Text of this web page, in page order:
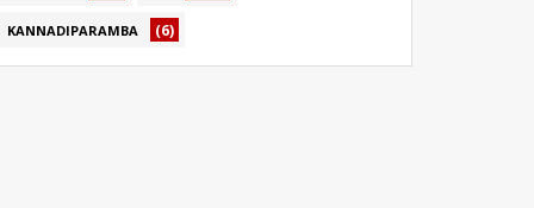
KANNADIPARAMBA (6)